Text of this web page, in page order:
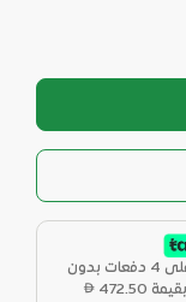
ادفع على 4 دفعات بدون
472.50